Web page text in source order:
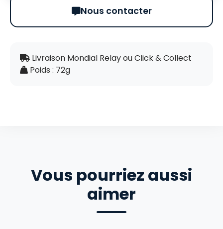
Nous contacter
Livraison Mondial Relay ou Click & Collect
Poids : 72g
Vous pourriez aussi
aimer